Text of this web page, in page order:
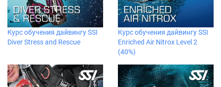
Курс обучения дайвингу SSI
Diver Stress and Rescue
Курс обучения дайвингу SSI
Enriched Air Nitrox Level 2
(40%)